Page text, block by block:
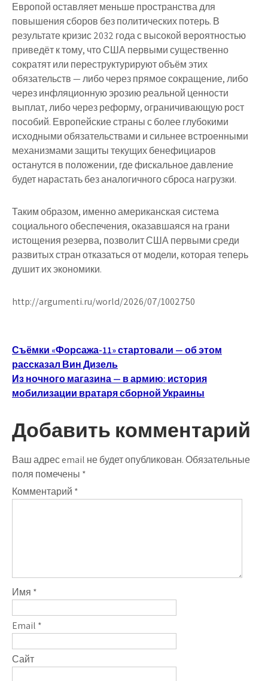
Европой оставляет меньше пространства для
повышения сборов без политических потерь. В
результате кризис 2032 года с высокой вероятностью
приведёт к тому, что США первыми существенно
сократят или переструктурируют объём этих
обязательств — либо через прямое сокращение, либо
через инфляционную эрозию реальной ценности
выплат, либо через реформу, ограничивающую рост
пособий. Европейские страны с более глубокими
исходными обязательствами и сильнее встроенными
механизмами защиты текущих бенефициаров
останутся в положении, где фискальное давление
будет нарастать без аналогичного сброса нагрузки.
Таким образом, именно американская система
социального обеспечения, оказавшаяся на грани
истощения резерва, позволит США первыми среди
развитых стран отказаться от модели, которая теперь
душит их экономики.
http://argumenti.ru/world/2026/07/1002750
Навигация
по
записям
Съёмки «Форсажа-11» стартовали — об этом
рассказал Вин Дизель
Из ночного магазина — в армию: история
мобилизации вратаря сборной Украины
Добавить комментарий
Ваш адрес email не будет опубликован.Обязательные
поля помечены *
Комментарий *
Имя *
Email *
Сайт